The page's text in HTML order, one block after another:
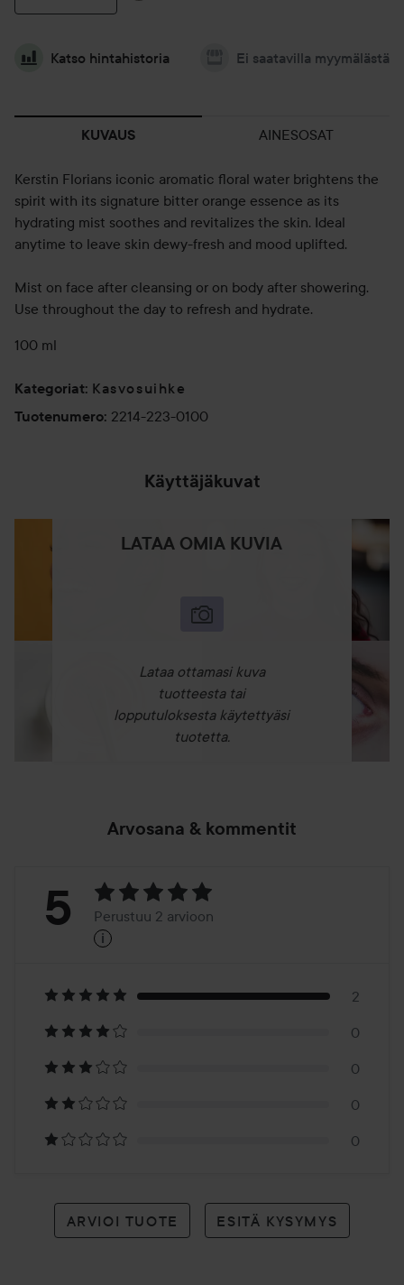
Katso hintahistoria Ei saatavilla myymälästä
KUVAUS AINESOSAT
Kerstin Florians iconic aromatic floral water brightens the
spirit with its signature bitter orange essence as its
hydrating mist soothes and revitalizes the skin. Ideal
anytime to leave skin dewy-fresh and mood uplifted.
Mist on face after cleansing or on body after showering.
Use throughout the day to refresh and hydrate.
100 ml
Kategoriat: Kasvosuihke
Tuotenumero: 2214-223-0100
Käyttäjäkuvat
LATAA OMIA KUVIA
Lataa ottamasi kuva
tuotteesta tai
lopputuloksesta käytettyäsi
tuotetta.
Arvosana & kommentit
Arvosana:
Perustuu
2
arvioon
5 Perustuu 2 arvioon
i
2
0
0
0
0
ARVIOI TUOTE ESITÄ KYSYMYS